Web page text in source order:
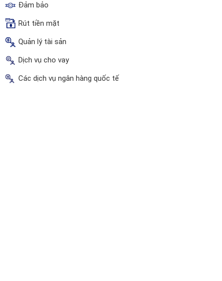
Đảm bảo
Rút tiền mặt
Quản lý tài sản
Dịch vụ cho vay
Các dịch vụ ngân hàng quốc tế